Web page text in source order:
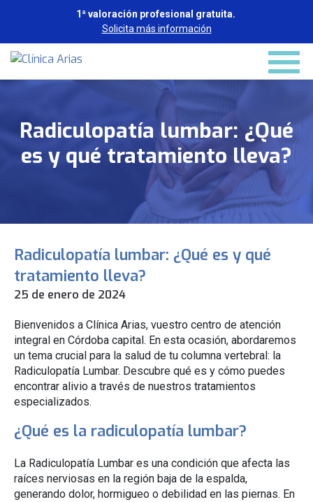
1ª valoración profesional gratuita.
Solicita más información
Radiculopatía lumbar: ¿Qué
es y qué tratamiento lleva?
Radiculopatía lumbar: ¿Qué es y qué
tratamiento lleva?
25 de enero de 2024
Bienvenidos a Clínica Arias, vuestro centro de atención
integral en Córdoba capital. En esta ocasión, abordaremos
un tema crucial para la salud de tu columna vertebral: la
Radiculopatía Lumbar. Descubre qué es y cómo puedes
encontrar alivio a través de nuestros tratamientos
especializados.
¿Qué es la radiculopatía lumbar?
La Radiculopatía Lumbar es una condición que afecta las
raíces nerviosas en la región baja de la espalda,
generando dolor, hormigueo o debilidad en las piernas. En